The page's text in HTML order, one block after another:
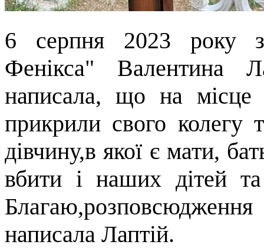
6 серпня 2023 року
Фенікса" Валентина
написала, що на місце
прикрили свого колегу
дівчину,в якої є мати,
вбити і наших дітей
написала Лаптій.